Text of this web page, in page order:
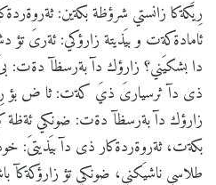
رِيَكةكا زانستي شرؤظة بكةين:
ئامادةكةت و بيَذيتة زارؤكي: ئةرىَ
دا بشكيَني؟ زارؤك دآ بةرسظآ دةت:
ذى دآ ثرسيارىَ ذيَ كةت: ثا ض بؤ
زارؤك دآ بةرسظآ دةت: ضونكي ئةظة
بكةت، ثةروةردةكار ذى دآ بيَذيتىَ:
طلاسي ناشيَكني، ضونكي تؤ زارؤكةكآ